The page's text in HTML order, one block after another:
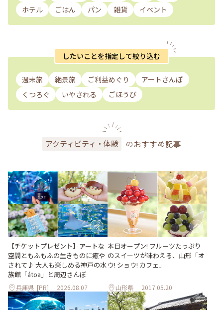
ホテル
ごはん パン 雑貨 イベント
したいことを指定して絞り込む
週末旅 絶景旅 ご利益めぐり
アートさんぽ
くつろぐ
いやされる ごほうび
アクティビティ・体験 のおすすめ記事
【チケットプレゼント】アートな
空間ともふもふの生きものに癒や
されて♪ 大人も楽しめる神戸の水
族館「átoa」と周辺さんぽ
兵庫県 [PR] 2026.08.07
本日オープン! フルーツたっぷり
のスイーツが味わえる、山形「オ
ウ! ショウ! カフェ」
山形県 2017.05.20